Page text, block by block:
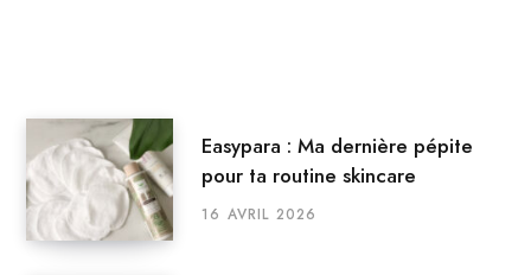
Easypara : Ma dernière pépite
pour ta routine skincare
16 AVRIL 2026